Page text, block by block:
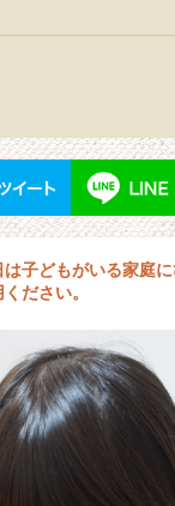
子どもがいる家庭
ださい。